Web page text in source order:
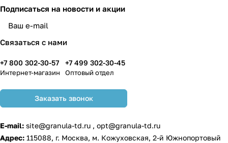
Подписаться на новости и акции
Связаться с нами
+7 800 302-30-57
Интернет-магазин
+7 499 302-30-45
Оптовый отдел
Заказать звонок
E-mail: site@granula-td.ru , opt@granula-td.ru
Адрес: 115088, г. Москва, м. Кожуховская, 2-й Южнопортовый